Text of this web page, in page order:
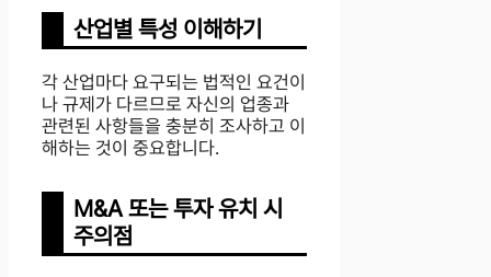
산업별 특성 이해하기
각 산업마다 요구되는 법적인 요건이
나 규제가 다르므로 자신의 업종과
관련된 사항들을 충분히 조사하고 이
해하는 것이 중요합니다.
M&A 또는 투자 유치 시
주의점